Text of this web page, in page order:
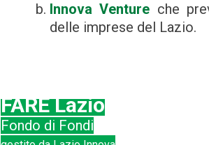
Innova Venture che
delle imprese del Lazio.
FARE Lazio
Fondo di Fondi